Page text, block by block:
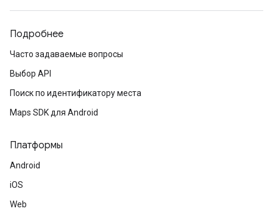
Подробнее
Часто задаваемые вопросы
Выбор API
Поиск по идентификатору места
Maps SDK для Android
Платформы
Android
iOS
Web